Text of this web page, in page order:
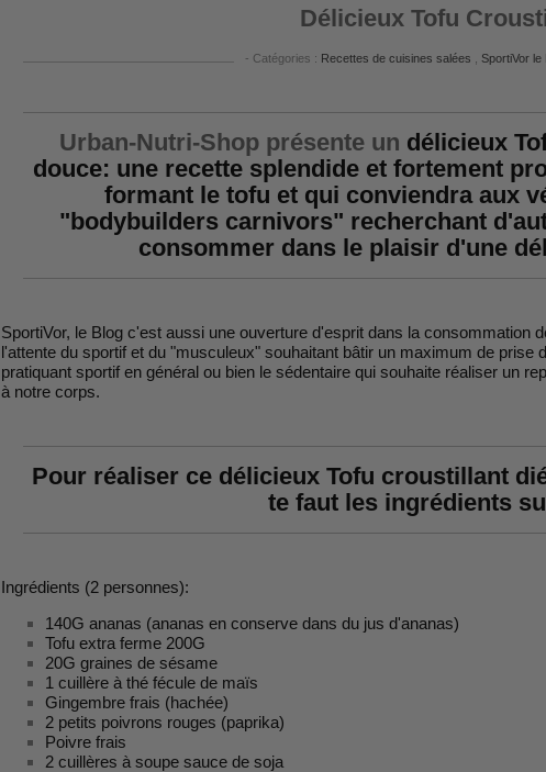
Délicieux Tofu
- Catégories : Recettes de cuisines salées ,SportiVor le
Urban-Nutri-Shop présente un délicieux
douce: une recette splendide et fortement
formant le tofu et qui conviendra aux
"bodybuilders carnivors" recherchant
consommer dans le plaisir d'une
SportiVor, le Blog c'est aussi une ouverture d'esprit dans la consommation
l'attente du sportif et du "musculeux" souhaitant bâtir un maximum de
pratiquant sportif en général ou bien le sédentaire qui souhaite réaliser un
à notre corps.
Pour réaliser ce délicieux Tofu croustillant
te faut les ingrédients
Ingrédients (2 personnes):
140G ananas (ananas en conserve dans du jus d'ananas)
Tofu extra ferme 200G
20G graines de sésame
1 cuillère à thé fécule de maïs
Gingembre frais (hachée)
2 petits poivrons rouges (paprika)
Poivre frais
2 cuillères à soupe sauce de soja